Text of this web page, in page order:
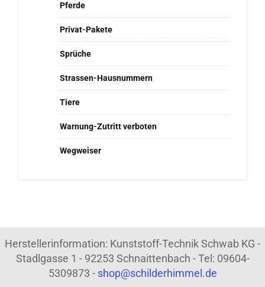
Pferde
Privat-Pakete
Sprüche
Strassen-Hausnummern
Tiere
Warnung-Zutritt verboten
Wegweiser
Herstellerinformation: Kunststoff-Technik Schwab KG -
Stadlgasse 1 - 92253 Schnaittenbach - Tel: 09604-
5309873 - shop@schilderhimmel.de